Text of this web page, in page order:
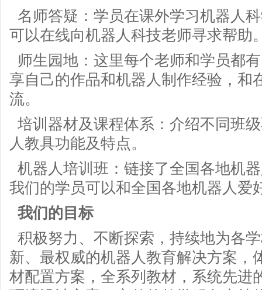
名师答疑：学员在课外学习机器人
可以在线向机器人科技老师寻求帮助
师生园地：这里每个老师和学员都
享自己的作品和机器人制作经验，和
流。
培训器材及课程体系：介绍不同班
人教具功能及特点。
机器人培训班：链接了全国各地机
我们的学员可以和全国各地机器人爱
我们的目标
积极努力、不断探索，持续地为各
新、最权威的机器人教育解决方案，
材配置方案，全系列教材，系统先进